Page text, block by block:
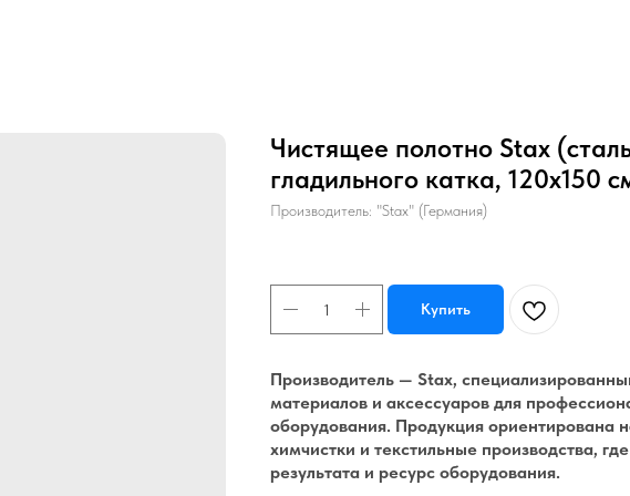
Чистящее полотно Stax
гладильного катка, 120x150
Производитель: "Stax" (Германия)
Купить
Производитель — Stax,
материалов и аксессуаров для
оборудования. Продукция
химчистки и текстильные производства,
результата и ресурс оборудования.